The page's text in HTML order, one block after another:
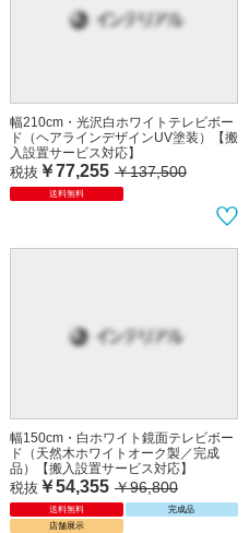
幅210cm・光沢白ホワイトテレビボー
ド（ヘアラインデザインUV塗装）【搬
入設置サービス対応】
税抜 ￥77,255 ￥137,500
送料無料
幅150cm・白ホワイト鏡面テレビボー
ド（天然木ホワイトオーク製／完成
品）【搬入設置サービス対応】
税抜 ￥54,355 ￥96,800
送料無料
完成品
店舗展示